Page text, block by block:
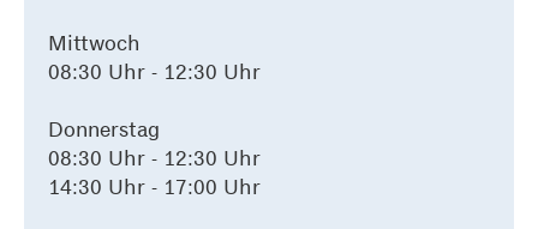
Mittwoch
08:30 Uhr - 12:30 Uhr
Donnerstag
08:30 Uhr - 12:30 Uhr
14:30 Uhr - 17:00 Uhr